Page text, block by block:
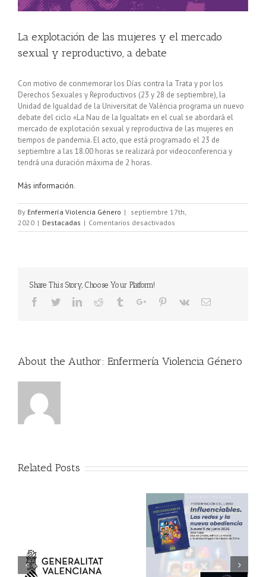
La explotación de las mujeres y el mercado
sexual y reproductivo, a debate
Con motivo de conmemorar los Días contra la Trata y por los
Derechos Sexuales y Reproductivos (23 y 28 de septiembre), la
Unidad de Igualdad de la Universitat de València programa un nuevo
debate del ciclo «La Nau de la Igualtat» en el cual se abordará el
mercado de explotación sexual y reproductiva de las mujeres en
tiempos de pandemia. El acto, que está programado el 23 de
septiembre a las 18.00 horas se realizará por videoconferencia y
tendrá una duración máxima de 2 horas.
Más información.
By Enfermería Violencia Género |
septiembre 17th,
2020 | Destacadas | Comentarios desactivados
Share This Story, Choose Your Platform!
About the Author: Enfermería Violencia Género
Related Posts
11 de junio:
presentación del libro